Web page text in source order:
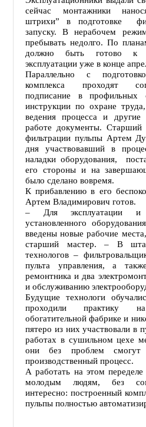
сейчас монтажники
штрихи” в подготовке
запуску. В нерабочем
пребывать недолго. По
должно быть готово к
эксплуатации уже в конце
Параллельно с
комплекса проходят
подписание в профильных
инструкции по охране
ведения процесса и
работе документы. Старший
фильтрации пульпы Артем
дня участвовавший в
наладки оборудования,
его стороны и на
было сделано вовремя.
К прибавлению в его
Артем Владимирович готов.
– Для эксплуатации и
установленного
введены новые рабочие
старший мастер. – В
технологов –
пульта управления, а
ремонтника и два
и обслуживанию
Будущие технологи
проходили практику
обогатительной фабрике и
пятеро из них участвовали в
работах в сушильном цехе
они без проблем смогут
производственный процесс.
А работать на этом переделе
молодым людям, без
интересно: построенный
пульпы полностью